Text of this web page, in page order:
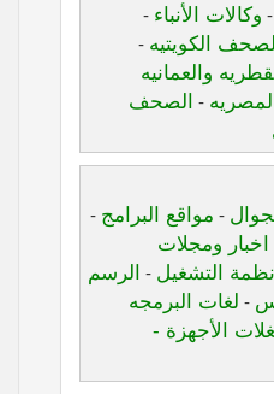
- وكالات الأنباء -
الصحف الكويتيه -
والعمانيه
- الصحف
- مواقع البرامج -
اخبار ومجلات
التشغيل - الرسم
- لغات البرمجه
الأجهزة -